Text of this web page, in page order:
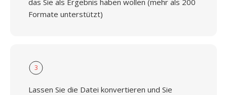
das Sie als Ergebnis haben wollen (mehr als 200
Formate unterstützt)
3
Lassen Sie die Datei konvertieren und Sie